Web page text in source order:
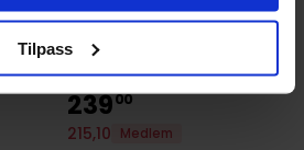
Tilpass
The Lightlark SagaVol. 1
Hardcover · Engelsk
23900
215,10
Medlem